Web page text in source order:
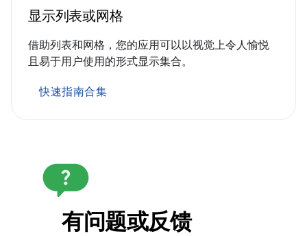
显示列表或网格
借助列表和网格，您的应用可以以视觉上令人愉悦
且易于用户使用的形式显示集合。
快速指南合集
有问题或反馈